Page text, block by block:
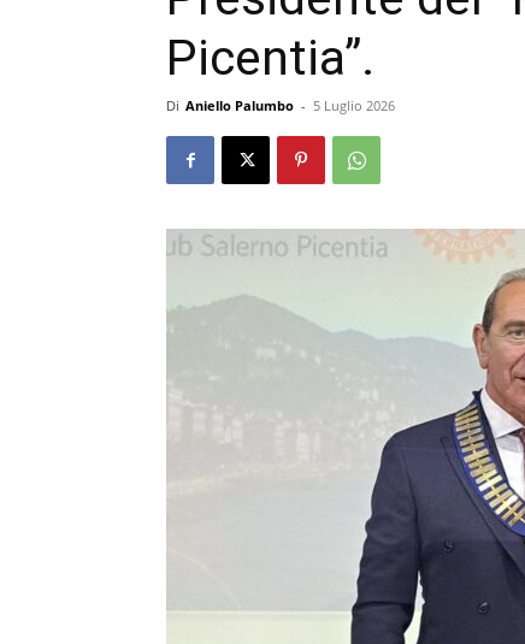
Picentia”.
Di Aniello Palumbo - 5 Luglio 2026